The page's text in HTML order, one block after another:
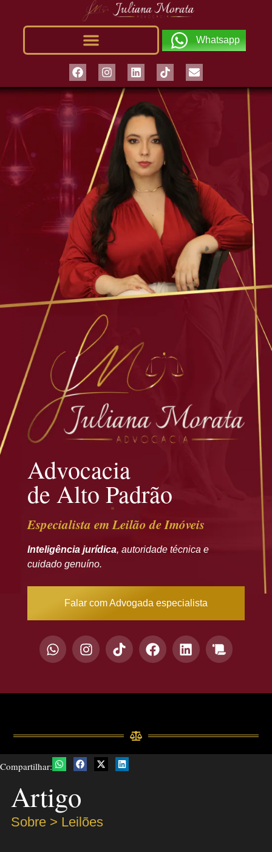
Whatsapp
Advocacia
de Alto Padrão
Especialista em Leilão de Imóveis
Inteligência jurídica, autoridade técnica e
cuidado genuíno.
Falar com Advogada especialista
Compartilhar:
Artigo
Sobre > Leilões